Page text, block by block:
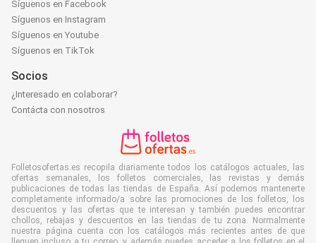
Síguenos en Facebook
Síguenos en Instagram
Síguenos en Youtube
Síguenos en TikTok
Socios
¿Interesado en colaborar?
Contácta con nosotros
Folletosofertas.es recopila diariamente todos los catálogos actuales, las
ofertas semanales, los folletos comerciales, las revistas y demás
publicaciones de todas las tiendas de España. Así podemos mantenerte
completamente informado/a sobre las promociones de los folletos, los
descuentos y las ofertas que te interesan y también puedes encontrar
chollos, rebajas y descuentos en las tiendas de tu zona. Normalmente
nuestra página cuenta con los catálogos más recientes antes de que